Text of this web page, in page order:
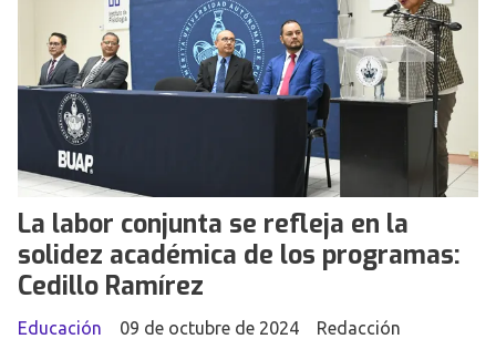
La labor conjunta se refleja en la
solidez académica de los programas:
Cedillo Ramírez
Redacción
Educación
09 de octubre de 2024